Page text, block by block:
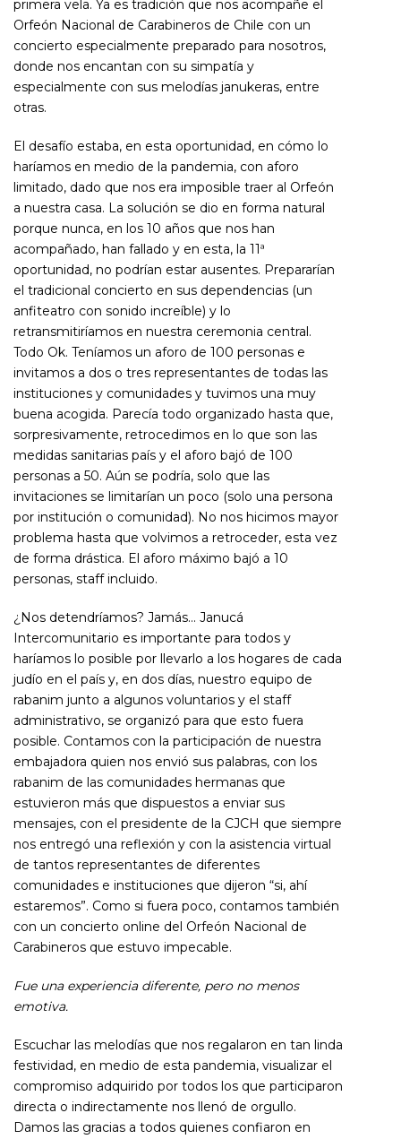
primera vela. Ya es tradición que nos acompañe el
Orfeón Nacional de Carabineros de Chile con un
concierto especialmente preparado para nosotros,
donde nos encantan con su simpatía y
especialmente con sus melodías janukeras, entre
otras.
El desafío estaba, en esta oportunidad, en cómo lo
haríamos en medio de la pandemia, con aforo
limitado, dado que nos era imposible traer al Orfeón
a nuestra casa. La solución se dio en forma natural
porque nunca, en los 10 años que nos han
acompañado, han fallado y en esta, la 11ª
oportunidad, no podrían estar ausentes. Prepararían
el tradicional concierto en sus dependencias (un
anfiteatro con sonido increíble) y lo
retransmitiríamos en nuestra ceremonia central.
Todo Ok. Teníamos un aforo de 100 personas e
invitamos a dos o tres representantes de todas las
instituciones y comunidades y tuvimos una muy
buena acogida. Parecía todo organizado hasta que,
sorpresivamente, retrocedimos en lo que son las
medidas sanitarias país y el aforo bajó de 100
personas a 50. Aún se podría, solo que las
invitaciones se limitarían un poco (solo una persona
por institución o comunidad). No nos hicimos mayor
problema hasta que volvimos a retroceder, esta vez
de forma drástica. El aforo máximo bajó a 10
personas, staff incluido.
¿Nos detendríamos? Jamás… Janucá
Intercomunitario es importante para todos y
haríamos lo posible por llevarlo a los hogares de cada
judío en el país y, en dos días, nuestro equipo de
rabanim junto a algunos voluntarios y el staff
administrativo, se organizó para que esto fuera
posible. Contamos con la participación de nuestra
embajadora quien nos envió sus palabras, con los
rabanim de las comunidades hermanas que
estuvieron más que dispuestos a enviar sus
mensajes, con el presidente de la CJCH que siempre
nos entregó una reflexión y con la asistencia virtual
de tantos representantes de diferentes
comunidades e instituciones que dijeron “si, ahí
estaremos”. Como si fuera poco, contamos también
con un concierto online del Orfeón Nacional de
Carabineros que estuvo impecable.
Fue una experiencia diferente, pero no menos
emotiva.
Escuchar las melodías que nos regalaron en tan linda
festividad, en medio de esta pandemia, visualizar el
compromiso adquirido por todos los que participaron
directa o indirectamente nos llenó de orgullo.
Damos las gracias a todos quienes confiaron en